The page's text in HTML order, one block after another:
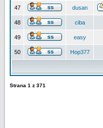
47 dusan
48 ciba
49 easy
50 Hop377
Strana 1 z 371